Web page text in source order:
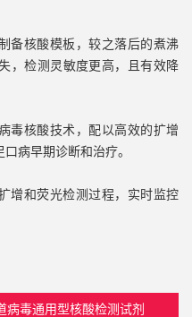
备核酸模板，较之落后的煮沸
，检测灵敏度更高，且有效降
毒核酸技术，配以高效的扩增
病早期诊断和治疗。
增和荧光检测过程，实时监控
病毒通用型核酸检测试剂